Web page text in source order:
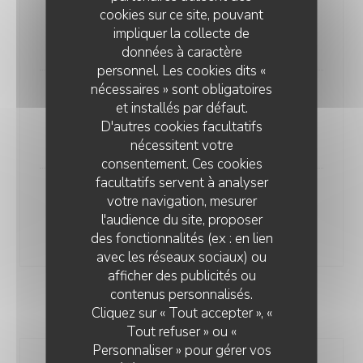
cookies sur ce site, pouvant
impliquer la collecte de
données à caractère
personnel. Les cookies dits «
nécessaires » sont obligatoires
et installés par défaut.
D'autres cookies facultatifs
nécessitent votre
consentement. Ces cookies
facultatifs servent à analyser
votre navigation, mesurer
l'audience du site, proposer
des fonctionnalités (ex : en lien
avec les réseaux sociaux) ou
afficher des publicités ou
contenus personnalisés.
Cliquez sur « Tout accepter », «
Tout refuser » ou «
Personnaliser » pour gérer vos
Guanciale (lard) / parmesan / oeuf / Pointe de crème
19,00 EUR
Cacio e Pepe
Pecorino romano / Poivre noir / Pointe de crème
17,00 EUR
Al Salmone
Crème / saumon fumé / citron / aneth / œufs de truite
20,00 EUR
INSALATE